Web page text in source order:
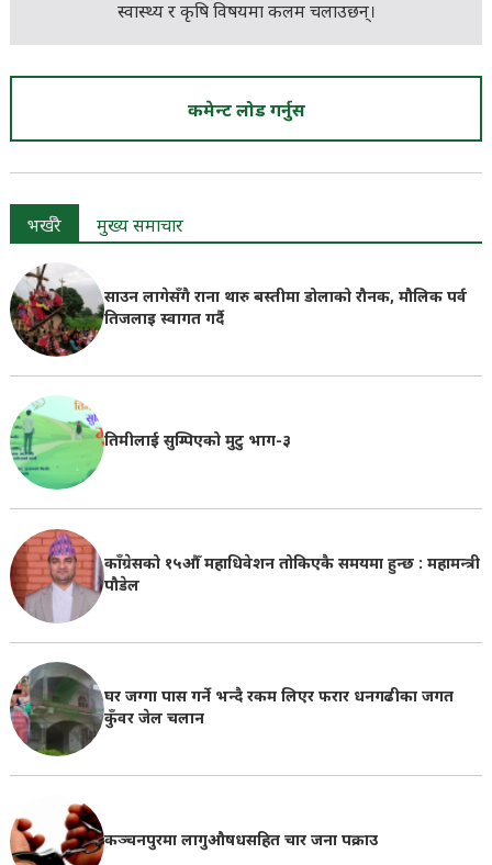
स्वास्थ्य र कृषि विषयमा कलम चलाउछन्।
कमेन्ट लोड गर्नुस
भर्खरै मुख्य समाचार
साउन लागेसँगै राना थारु बस्तीमा डोलाको रौनक, मौलिक पर्व
तिजलाइ स्वागत गर्दै
तिमीलाई सुम्पिएको मुटु भाग-३
काँग्रेसको १५औँ महाधिवेशन तोकिएकै समयमा हुन्छ : महामन्त्री
पौडेल
घर जग्गा पास गर्ने भन्दै रकम लिएर फरार धनगढीका जगत
कुँवर जेल चलान
कञ्चनपुरमा लागुऔषधसहित चार जना पक्राउ